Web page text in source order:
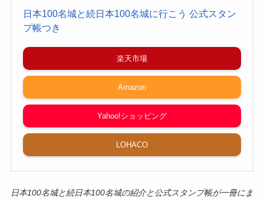
日本100名城と続日本100名城に行こう 公式スタン
プ帳つき
楽天市場
Amazon
Yahoo!ショッピング
LOHACO
日本100名城と続日本100名城の紹介と公式スタンプ帳が一冊にま